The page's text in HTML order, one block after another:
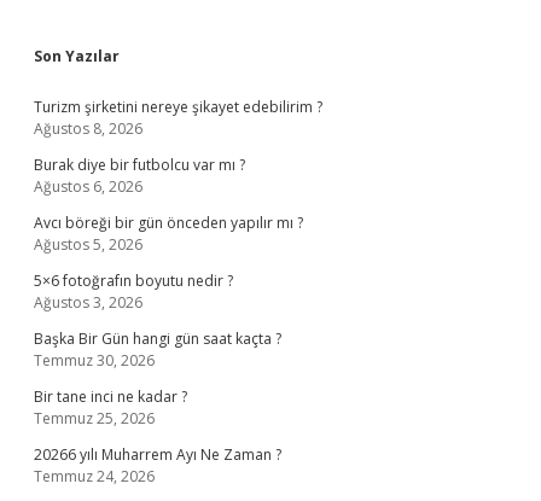
Sidebar
Son Yazılar
Turizm şirketini nereye şikayet edebilirim ?
Ağustos 8, 2026
Burak diye bir futbolcu var mı ?
Ağustos 6, 2026
Avcı böreği bir gün önceden yapılır mı ?
Ağustos 5, 2026
5×6 fotoğrafın boyutu nedir ?
Ağustos 3, 2026
Başka Bir Gün hangi gün saat kaçta ?
Temmuz 30, 2026
Bir tane inci ne kadar ?
Temmuz 25, 2026
20266 yılı Muharrem Ayı Ne Zaman ?
Temmuz 24, 2026